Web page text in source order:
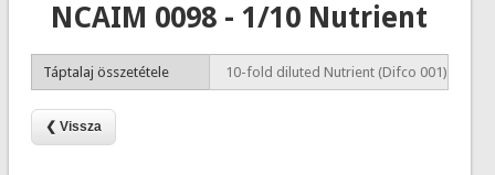
NCAIM 0098 - 1/10 Nutrient
Táptalaj összetétele 10-fold diluted Nutrient (Difco 001)